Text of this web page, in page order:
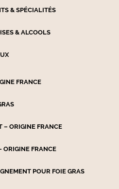
& SPÉCIALITÉS
& ALCOOLS
FRANCE
– ORIGINE FRANCE
ORIGINE FRANCE
POUR FOIE GRAS